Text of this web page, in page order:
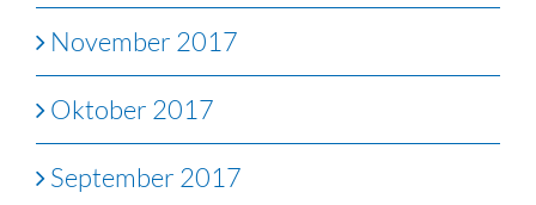
November 2017
Oktober 2017
September 2017